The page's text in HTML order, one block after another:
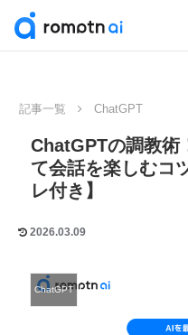
記事一覧 ChatGPT
ChatGPTの調教術
て会話を楽しむコ
レ付き】
2026.03.09
ChatGPT